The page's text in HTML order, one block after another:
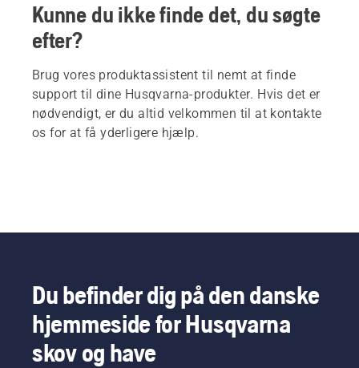
Kunne du ikke finde det, du søgte
efter?
Brug vores produktassistent til nemt at finde
support til dine Husqvarna-produkter. Hvis det er
nødvendigt, er du altid velkommen til at kontakte
os for at få yderligere hjælp.
Du befinder dig på den danske
hjemmeside for Husqvarna
skov og have